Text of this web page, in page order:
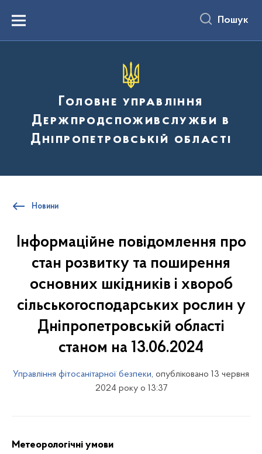
вмістуMenu Пошук
Головне управління
Держпродспоживслужби в
Дніпропетровській області
Новини
Інформаційне повідомлення про
стан розвитку та поширення
основних шкідників і хвороб
сільськогосподарських рослин у
Дніпропетровській області
станом на 13.06.2024
Управління фітосанітарної безпеки, опубліковано 13 червня
2024 року о 13:37
Метеорологічні умови